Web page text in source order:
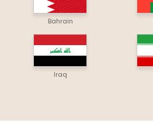
Bahrain
Iraq